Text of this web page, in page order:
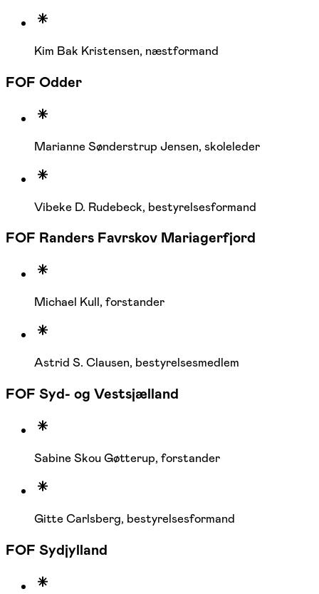
Kim Bak Kristensen, næstformand
FOF Odder
Marianne Sønderstrup Jensen, skoleleder
Vibeke D. Rudebeck, bestyrelsesformand
FOF Randers Favrskov Mariagerfjord
Michael Kull, forstander
Astrid S. Clausen, bestyrelsesmedlem
FOF Syd- og Vestsjælland
Sabine Skou Gøtterup, forstander
Gitte Carlsberg, bestyrelsesformand
FOF Sydjylland